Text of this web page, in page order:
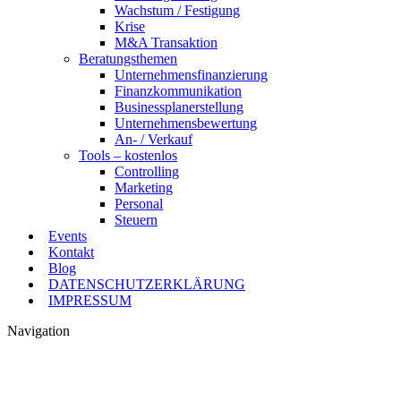
Wachstum / Festigung
Krise
M&A Transaktion
Beratungsthemen
Unternehmensfinanzierung
Finanzkommunikation
Businessplanerstellung
Unternehmensbewertung
An- / Verkauf
Tools – kostenlos
Controlling
Marketing
Personal
Steuern
Events
Kontakt
Blog
DATENSCHUTZERKLÄRUNG
IMPRESSUM
Navigation